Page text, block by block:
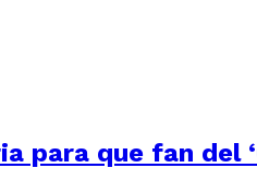
para que fan del